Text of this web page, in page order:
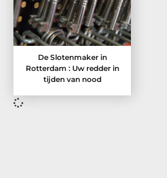
De Slotenmaker in
Rotterdam : Uw redder in
tijden van nood